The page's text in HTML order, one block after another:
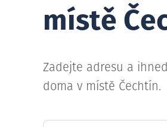
místě
Zadejte adresu a
doma v místě Čechtín.